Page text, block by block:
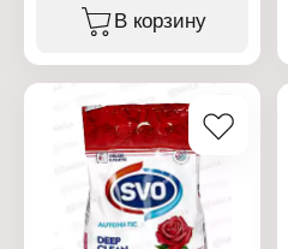
Характеристики:
Бренд: SVO
порошок
Название: Горный бриз
Вес: 1,5 кг
Тип стирки: для
машинной стирки
Тип белья: для белого
белья
В корзину